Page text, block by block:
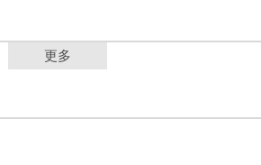
更多